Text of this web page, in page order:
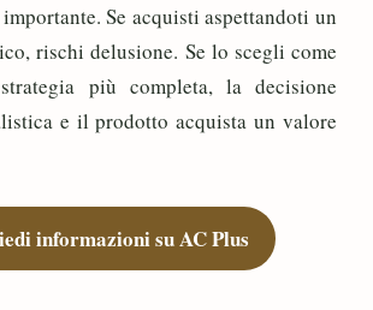
Se acquisti aspettandoti un
rischi delusione. Se lo scegli come
più completa, la decisione
e il prodotto acquista un valore
informazioni su AC Plus